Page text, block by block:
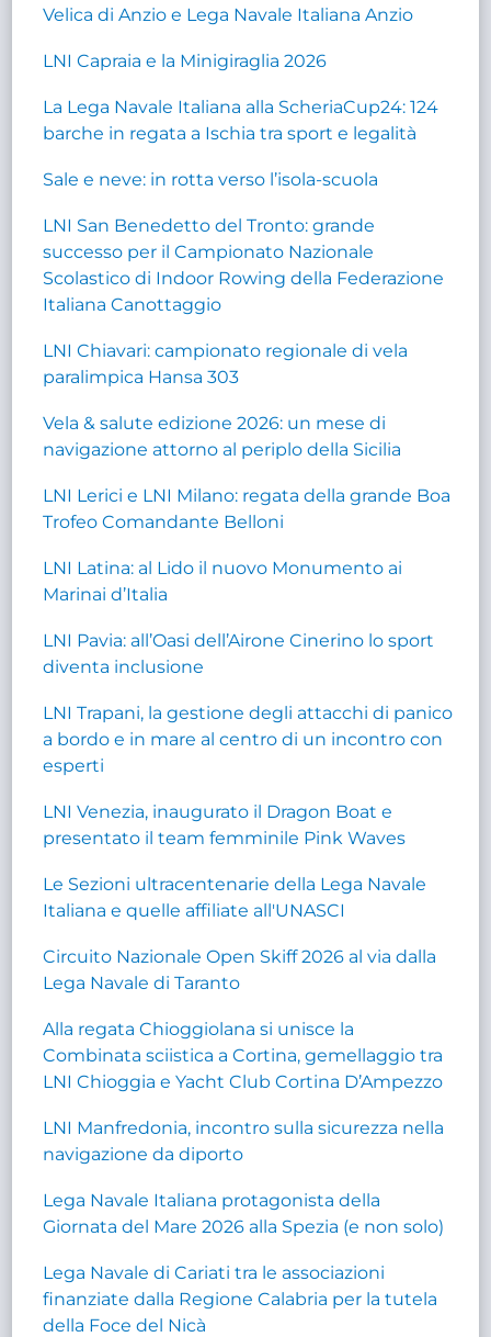
Velica di Anzio e Lega Navale Italiana Anzio
LNI Capraia e la Minigiraglia 2026
La Lega Navale Italiana alla ScheriaCup24: 124
barche in regata a Ischia tra sport e legalità
Sale e neve: in rotta verso l’isola-scuola
LNI San Benedetto del Tronto: grande
successo per il Campionato Nazionale
Scolastico di Indoor Rowing della Federazione
Italiana Canottaggio
LNI Chiavari: campionato regionale di vela
paralimpica Hansa 303
Vela & salute edizione 2026: un mese di
navigazione attorno al periplo della Sicilia
LNI Lerici e LNI Milano: regata della grande Boa
Trofeo Comandante Belloni
LNI Latina: al Lido il nuovo Monumento ai
Marinai d’Italia
LNI Pavia: all’Oasi dell’Airone Cinerino lo sport
diventa inclusione
LNI Trapani, la gestione degli attacchi di panico
a bordo e in mare al centro di un incontro con
esperti
LNI Venezia, inaugurato il Dragon Boat e
presentato il team femminile Pink Waves
Le Sezioni ultracentenarie della Lega Navale
Italiana e quelle affiliate all'UNASCI
Circuito Nazionale Open Skiff 2026 al via dalla
Lega Navale di Taranto
Alla regata Chioggiolana si unisce la
Combinata sciistica a Cortina, gemellaggio tra
LNI Chioggia e Yacht Club Cortina D’Ampezzo
LNI Manfredonia, incontro sulla sicurezza nella
navigazione da diporto
Lega Navale Italiana protagonista della
Giornata del Mare 2026 alla Spezia (e non solo)
Lega Navale di Cariati tra le associazioni
finanziate dalla Regione Calabria per la tutela
della Foce del Nicà